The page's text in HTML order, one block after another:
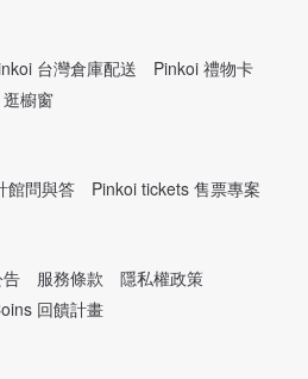
台灣倉庫配送
Pinkoi 禮物卡
逛櫥窗
館問與答 Pinkoi tickets 售票專案
服務條款
隱私權政策
回饋計畫